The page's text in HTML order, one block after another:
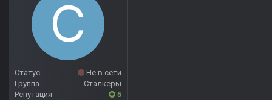
Статус
Не в сети
Группа
Сталкеры
Репутация
5